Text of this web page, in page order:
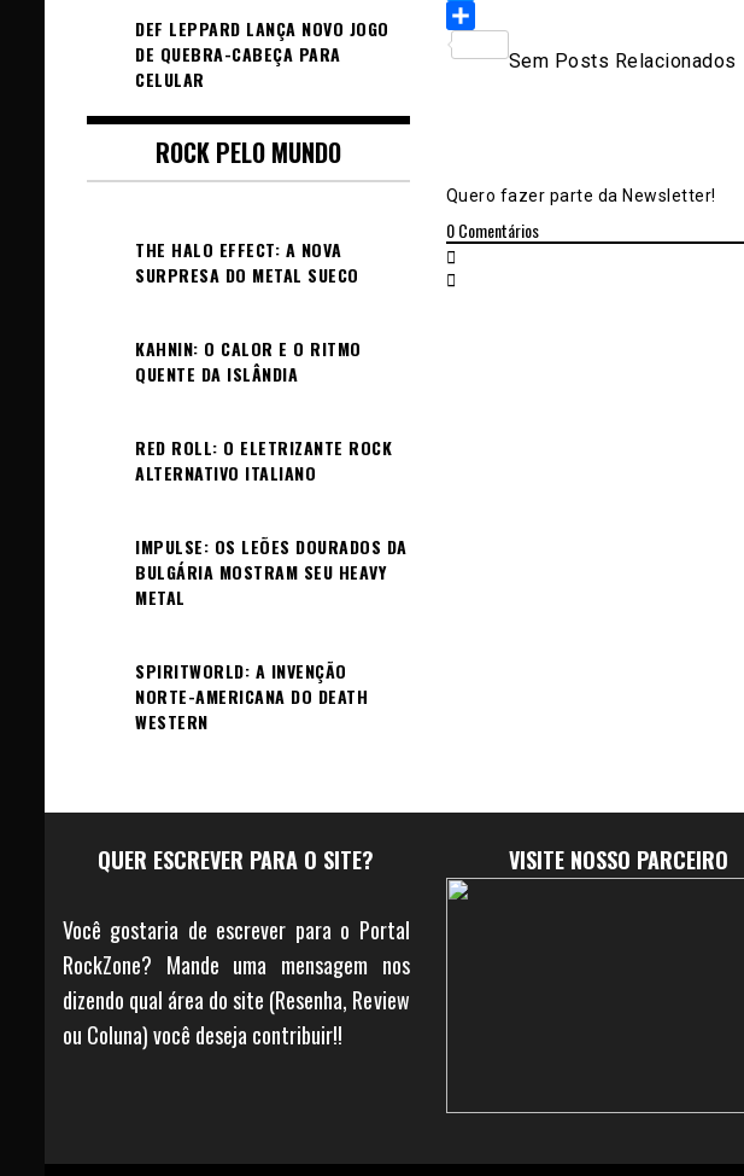
Messenger
Sem Posts Relacionados
Quero fazer parte da Newsletter!
0Comentários
DEF LEPPARD LANÇA NOVO JOGO
DE QUEBRA-CABEÇA PARA
CELULAR
ROCK PELO MUNDO
THE HALO EFFECT: A NOVA
SURPRESA DO METAL SUECO
KAHNIN: O CALOR E O RITMO
QUENTE DA ISLÂNDIA
RED ROLL: O ELETRIZANTE ROCK
ALTERNATIVO ITALIANO
IMPULSE: OS LEÕES DOURADOS DA
BULGÁRIA MOSTRAM SEU HEAVY
METAL
SPIRITWORLD: A INVENÇÃO
NORTE-AMERICANA DO DEATH
WESTERN
QUER ESCREVER PARA O SITE?
Você gostaria de escrever para o Portal
RockZone? Mande uma mensagem nos
dizendo qual área do site (Resenha, Review
ou Coluna) você deseja contribuir!!
VISITE NOSSO PARCEIRO